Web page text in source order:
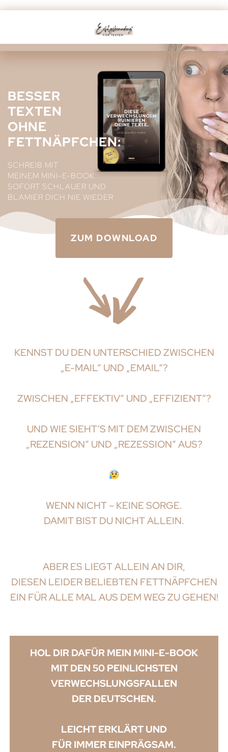
BESSER
TEXTEN
OHNE
FETTNÄPFCHEN:
SCHREIB MIT
MEINEM MINI-E-BOOK
SOFORT SCHLAUER UND
BLAMIER DICH NIE WIEDER
ZUM DOWNLOAD
KENNST DU DEN UNTERSCHIED ZWISCHEN
„E-MAIL“ UND „EMAIL“?
ZWISCHEN „EFFEKTIV“ UND „EFFIZIENT“?
UND WIE SIEHT’S MIT DEM ZWISCHEN
„REZENSION“ UND „REZESSION“ AUS?
WENN NICHT – KEINE SORGE.
DAMIT BIST DU NICHT ALLEIN.
ABER ES LIEGT ALLEIN AN DIR,
DIESEN LEIDER BELIEBTEN FETTNÄPFCHEN
EIN FÜR ALLE MAL AUS DEM WEG ZU GEHEN!
HOL DIR DAFÜR MEIN MINI-E-BOOK
MIT DEN 50 PEINLICHSTEN
VERWECHSLUNGSFALLEN
DER DEUTSCHEN.
LEICHT ERKLÄRT UND
FÜR IMMER EINPRÄGSAM.